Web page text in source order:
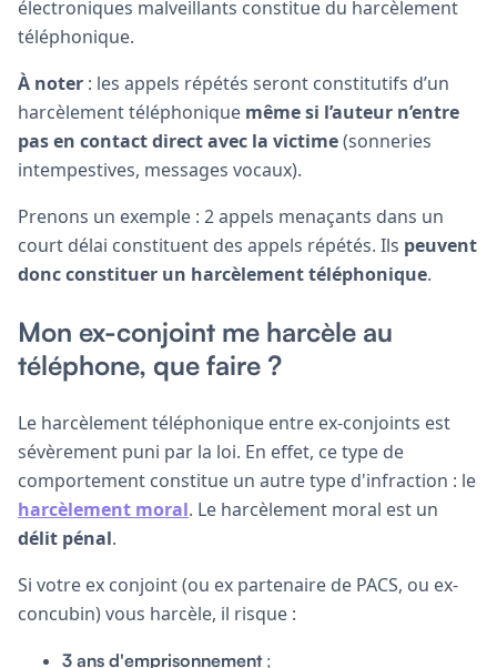
électroniques malveillants constitue du harcèlement
téléphonique.
À noter : les appels répétés seront constitutifs d’un
harcèlement téléphonique même si l’auteur n’entre
pas en contact direct avec la victime(sonneries
intempestives, messages vocaux).
Prenons un exemple : 2 appels menaçants dans un
court délai constituent des appels répétés. Ils peuvent
donc constituer un harcèlement téléphonique.
Mon ex-conjoint me harcèle au
téléphone, que faire ?
Le harcèlement téléphonique entre ex-conjoints est
sévèrement puni par la loi. En effet, ce type de
comportement constitue un autre type d'infraction : le
harcèlement moral. Le harcèlement moral est un
délit pénal.
Si votre ex conjoint (ou ex partenaire de PACS, ou ex-
concubin) vous harcèle, il risque :
3 ans d'emprisonnement;